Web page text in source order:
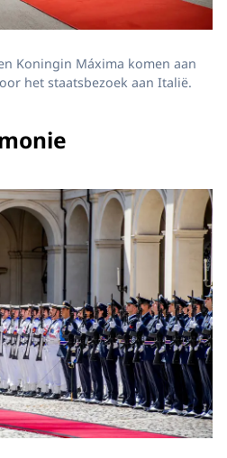
Koningin Máxima komen aan
het staatsbezoek aan Italië.